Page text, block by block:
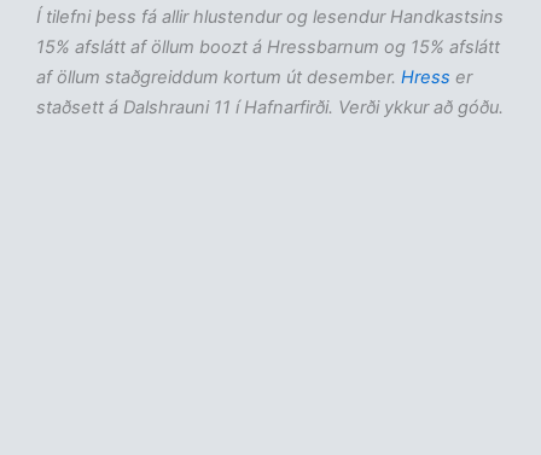
Í tilefni þess fá allir hlustendur og lesendur Handkastsins
15% afslátt af öllum boozt á Hressbarnum og 15% afslátt
af öllum staðgreiddum kortum út desember. Hress er
staðsett á Dalshrauni 11 í Hafnarfirði. Verði ykkur að góðu.